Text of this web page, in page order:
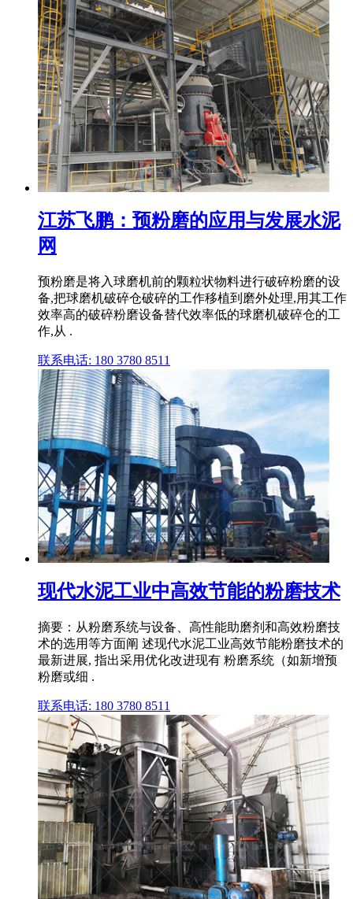
江苏飞鹏：预粉磨的应用与发展水泥
网
预粉磨是将入球磨机前的颗粒状物料进行破碎粉磨的设
备,把球磨机破碎仓破碎的工作移植到磨外处理,用其工作
效率高的破碎粉磨设备替代效率低的球磨机破碎仓的工
作,从 .
联系电话: 180 3780 8511
现代水泥工业中高效节能的粉磨技术
摘要：从粉磨系统与设备、高性能助磨剂和高效粉磨技
术的选用等方面阐 述现代水泥工业高效节能粉磨技术的
最新进展, 指出采用优化改进现有 粉磨系统（如新增预
粉磨或细 .
联系电话: 180 3780 8511